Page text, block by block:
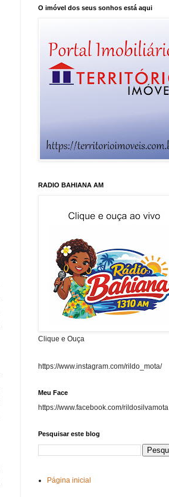
O imóvel dos seus sonhos está aqui
RADIO BAHIANA AM
Clique e Ouça
https://www.instagram.com/rildo_mota/
Meu Face
https://www.facebook.com/rildosilvamota
Pesquisar este blog
Página inicial